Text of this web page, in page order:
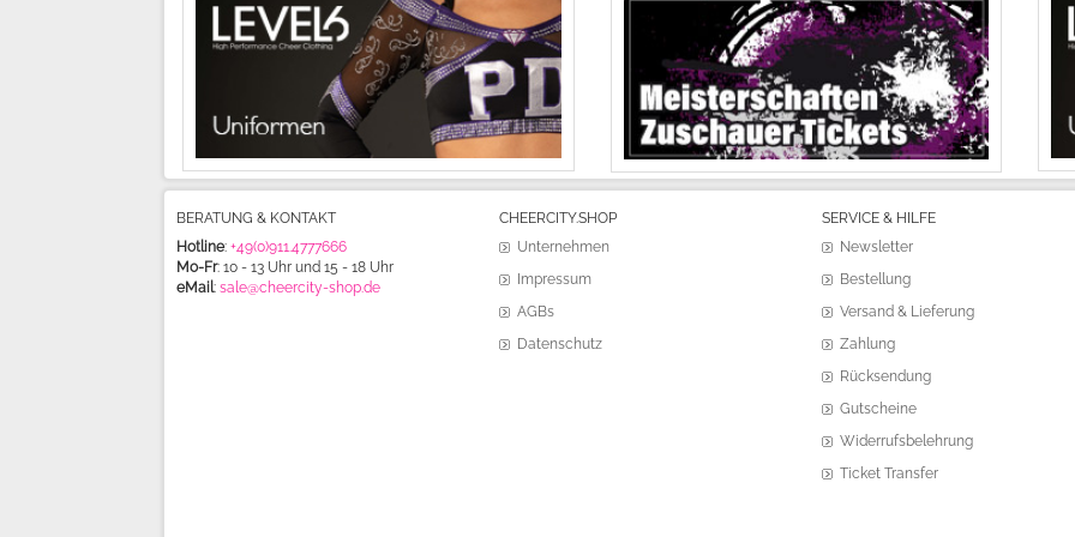
BERATUNG & KONTAKT
Hotline: +49(0)911.4777666
Mo-Fr: 10 - 13 Uhr und 15 - 18 Uhr
eMail: sale@cheercity-shop.de
CHEERCITY.SHOP
Unternehmen
Impressum
AGBs
Datenschutz
SERVICE & HILFE
Newsletter
Bestellung
Versand & Lieferung
Zahlung
Rücksendung
Gutscheine
Widerrufsbelehrung
Ticket Transfer